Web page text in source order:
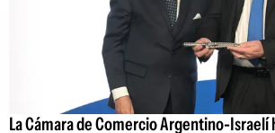
La Cámara de Comercio Argentino-Israelí